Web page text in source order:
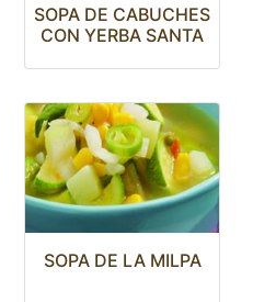
SOPA DE CABUCHES
CON YERBA SANTA
SOPA DE LA MILPA